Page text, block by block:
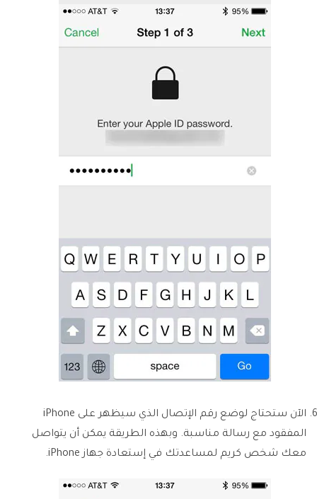
الآن ستحتاج لوضع رقم الإتصال الذي سيظهر على iPhone
المفقود مع رسالة مناسبة. وبهذه الطريقة يمكن أن يتواصل
معك شخص كريم لمساعدتك في إستعادة جهاز iPhone.